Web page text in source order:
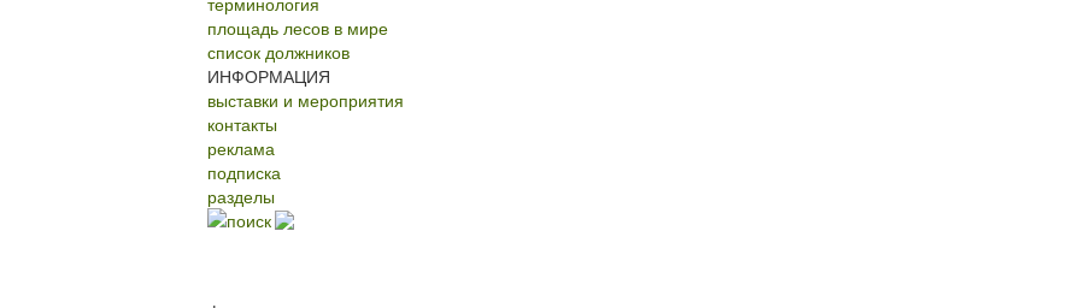
площадь лесов в мире
список должников
ИНФОРМАЦИЯ
выставки и мероприятия
контакты
реклама
подписка
разделы
поиск